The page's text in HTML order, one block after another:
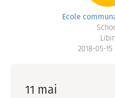
Ecole
Libin
2018-05-15
11 mai